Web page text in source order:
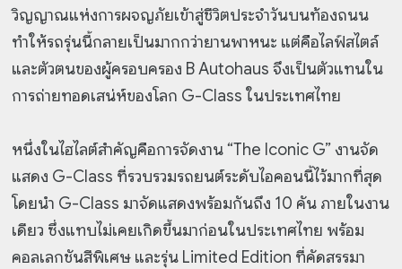
วิญญาณแห่งการผจญภัยเข้าสู่ชีวิตประจำวันบนท้องถนน
ทำให้รถรุ่นนี้กลายเป็นมากกว่ายานพาหนะ แต่คือไลฟ์สไตล์
และตัวตนของผู้ครอบครอง B Autohaus จึงเป็นตัวแทนใน
การถ่ายทอดเสน่ห์ของโลก G-Class ในประเทศไทย
หนึ่งในไฮไลต์สำคัญคือการจัดงาน “The Iconic G” งานจัด
แสดง G-Class ที่รวบรวมรถยนต์ระดับไอคอนนี้ไว้มากที่สุด
โดยนำ G-Class มาจัดแสดงพร้อมกันถึง 10 คัน ภายในงาน
เดียว ซึ่งแทบไม่เคยเกิดขึ้นมาก่อนในประเทศไทย พร้อม
คอลเลกชันสีพิเศษ และรุ่น Limited Edition ที่คัดสรรมา